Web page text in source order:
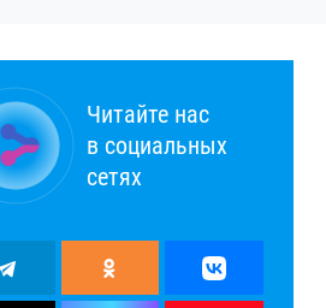
Читайте нас
в социальных
сетях